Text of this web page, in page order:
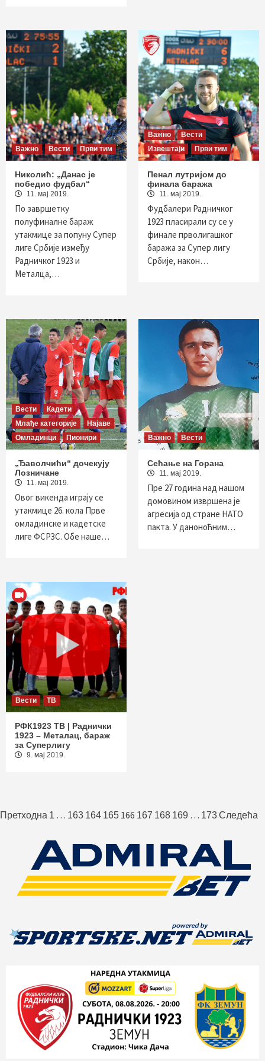
Важно Вести Први тим
Николић: „Данас је
победио фудбал“
11. мај 2019.
По завршетку
полуфиналне бараж
утакмице за попуну Супер
лиге Србије између
Радничког 1923 и
Металца,…
Важно
Вести
Извештаји
Први тим
Пенал лутријом до
финала баража
11. мај 2019.
Фудбалери Радничког
1923 пласирали су се у
финале прволигашког
баража за Супер лигу
Србије, након…
Вести
Кадети
Млађе категорије
Најаве
Омладинци
Пионири
„Ђаволчићи“ дочекују
Лозничане
11. мај 2019.
Овог викенда играју се
утакмице 26. кола Прве
омладинске и кадетске
лиге ФСРЗС. Обе наше…
Важно Вести
Сећање на Горана
11. мај 2019.
Пре 27 година над нашом
домовином извршена је
агресија од стране НАТО
пакта. У даноноћним…
Вести ТВ
РФК1923 ТВ | Раднички
1923 – Металац, бараж
за Суперлигу
9. мај 2019.
Пагинација
чланака
Претходна 1 … 163 164 165 166 167 168 169 … 173Следећа